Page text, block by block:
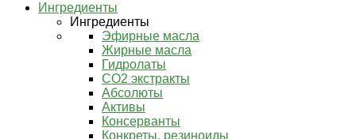
Ингредиенты
Ингредиенты
Эфирные масла
Жирные масла
Гидролаты
СО2 экстракты
Абсолюты
Активы
Консерванты
Конкреты, резиноиды